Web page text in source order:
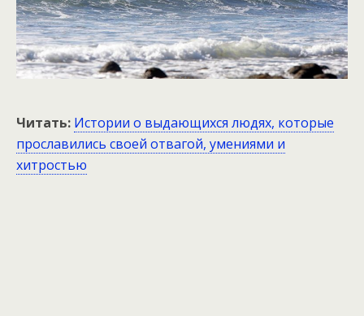
Читать: Истории о выдающихся людях, которые
прославились своей отвагой, умениями и
хитростью